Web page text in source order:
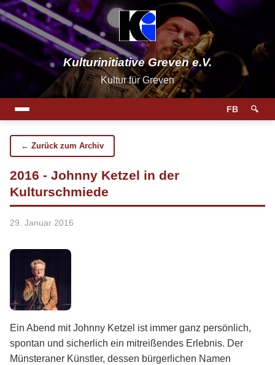
Kulturinitiative Greven e.V.
Kultur für Greven
FB 🔍
← Zurück zum Archiv
2016 - Johnny Ketzel in der
Kulturschmiede
29. Januar 2016
Ein Abend mit Johnny Ketzel ist immer ganz persönlich,
spontan und sicherlich ein mitreißendes Erlebnis. Der
Münsteraner Künstler, dessen bürgerlichen Namen